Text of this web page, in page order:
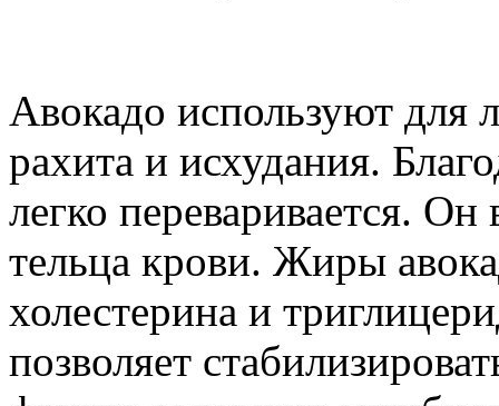
Авокадо используют для
рахита и исхудания.
легко переваривается. Он
тельца крови. Жиры
холестерина и
позволяет